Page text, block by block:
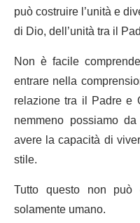
può costruire l’unità e
di Dio, dell’unità tra il
Non è facile
entrare nella
relazione tra il Padre
nemmeno possiamo
avere la capacità di
stile.
Tutto questo non
solamente umano.